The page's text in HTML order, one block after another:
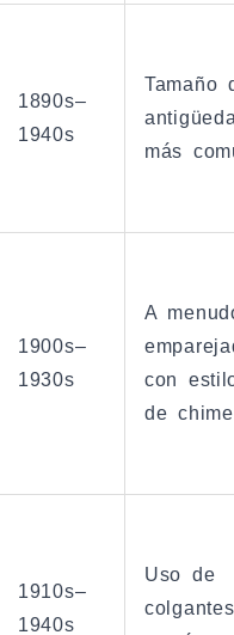
1890s–
1940s
Tamaño
más
1900s–
1930s
A
con
de
1910s–
1940s
Uso de
colgantes